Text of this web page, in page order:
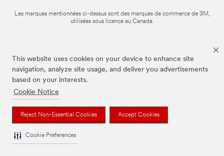
This website uses cookies on your device to enhance site
navigation, analyze site usage, and deliver you advertisements
based on your interests.
Cookie Notice
Reject Non-Essential Cookies Accept Cookies
Cookie Preferences
Les marques mentionnées ci-dessus sont des marques de commerce de 3M,
utilisées sous licence au Canada.